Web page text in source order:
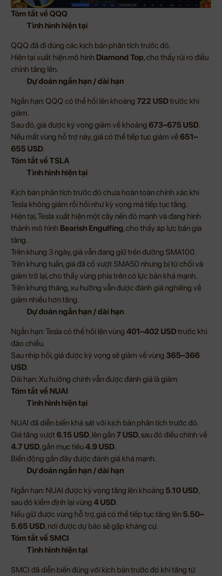
Tóm tắt về QQQ
Tình hình hiện tại
QQQ đã đi đúng các kịch bản phân tích trước đó.
Hiện tại xuất hiện mô hình Diamond Top, cho thấy rủi ro điều
chỉnh tăng lên.
Dự đoán ngắn hạn / dài hạn
Ngắn hạn: QQQ có thể hồi lên khoảng 722 USDtrước khi
giảm.
Sau đó, giá được kỳ vọng giảm về khoảng 673–675 USD.
Nếu mất vùng hỗ trợ này, giá có thể tiếp tục giảm về651–
655 USD.
Tóm tắt về TSLA
Tình hình hiện tại
Kịch bản phân tích trước đó chưa hoàn toàn chính xác khi
Tesla không giảm rồi hồi như kỳ vọng mà tiếp tục tăng.
Hiện tại, Tesla xuất hiện một cây nến đỏ mạnh và đang hình
thành mô hình Bearish Engulfing, cho thấy áp lực bán gia
tăng.
Trên khung 3 ngày, giá vẫn đang giữ trên đường SMA100.
Trên khung tuần, giá đã cố vượt SMA50 nhưng bị từ chối và
giảm trở lại, cho thấy vùng phía trên có lực bán khá mạnh.
Trên khung tháng, xu hướng vẫn được đánh giá nghiêng về
giảm nhiều hơn tăng.
Dự đoán ngắn hạn / dài hạn
Ngắn hạn: Tesla có thể hồi lên vùng 401–402 USDtrước khi
đảo chiều.
Sau nhịp hồi, giá được kỳ vọng sẽ giảm về vùng 365–366
USD.
Dài hạn: Xu hướng chính vẫn được đánh giá là giảm.
Tóm tắt về NUAI
Tình hình hiện tại
NUAI đã diễn biến khá sát với kịch bản phân tích trước đó.
Giá tăng vượt 6.15 USD, lên gần7 USD, sau đó điều chỉnh về
4.7 USD, gần mục tiêu4.9 USD.
Biến động gần đây được đánh giá khá mạnh.
Dự đoán ngắn hạn / dài hạn
Ngắn hạn: NUAI được kỳ vọng tăng lên khoảng 5.10 USD,
sau đó kiểm định lại vùng 4 USD.
Nếu giữ được vùng hỗ trợ, giá có thể tiếp tục tăng lên 5.50–
5.65 USD, nơi được dự báo sẽ gặp kháng cự.
Tóm tắt về SMCI
Tình hình hiện tại
SMCI đã diễn biến đúng với kịch bản trước đó khi tăng từ